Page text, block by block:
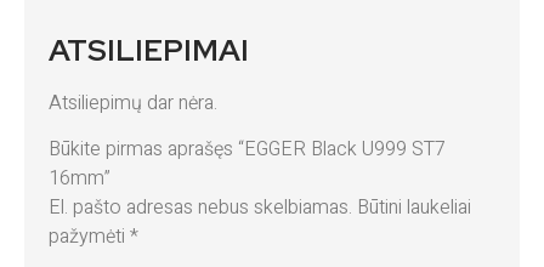
ATSILIEPIMAI
Atsiliepimų dar nėra.
Būkite pirmas aprašęs “EGGER Black U999 ST7
16mm”
El. pašto adresas nebus skelbiamas. Būtini laukeliai
pažymėti *